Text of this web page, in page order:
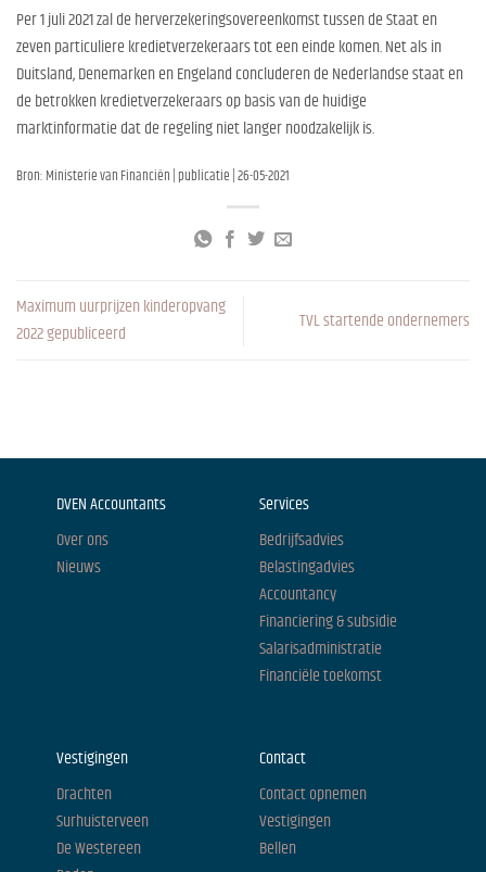
Per 1 juli 2021 zal de herverzekeringsovereenkomst tussen de Staat en
zeven particuliere kredietverzekeraars tot een einde komen. Net als in
Duitsland, Denemarken en Engeland concluderen de Nederlandse staat en
de betrokken kredietverzekeraars op basis van de huidige
marktinformatie dat de regeling niet langer noodzakelijk is.
Bron: Ministerie van Financiën | publicatie | 26-05-2021
Maximum uurprijzen kinderopvang
2022 gepubliceerd
TVL startende ondernemers
DVEN Accountants
Over ons
Nieuws
Services
Bedrijfsadvies
Belastingadvies
Accountancy
Financiering & subsidie
Salarisadministratie
Financiële toekomst
Vestigingen
Drachten
Surhuisterveen
De Westereen
Contact
Contact opnemen
Vestigingen
Bellen